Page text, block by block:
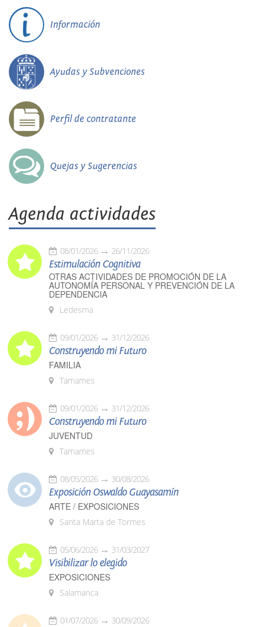
Información
Ayudas y Subvenciones
Perfil de contratante
Quejas y Sugerencias
Agenda actividades
08/01/2026 26/11/2026
Estimulación Cognitiva
OTRAS ACTIVIDADES DE PROMOCIÓN DE LA
AUTONOMÍA PERSONAL Y PREVENCIÓN DE LA
DEPENDENCIA
Ledesma
09/01/2026 31/12/2026
Construyendo mi Futuro
FAMILIA
Tamames
09/01/2026 31/12/2026
Construyendo mi Futuro
JUVENTUD
Tamames
08/05/2026 30/08/2026
Exposición Oswaldo Guayasamín
ARTE / EXPOSICIONES
Santa Marta de Tormes
05/06/2026 31/03/2027
Visibilizar lo elegido
EXPOSICIONES
Salamanca
01/07/2026 30/09/2026